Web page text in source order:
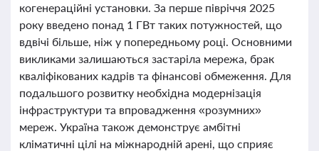
когенераційні установки. За перше півріччя 2025
року введено понад 1 ГВт таких потужностей, що
вдвічі більше, ніж у попередньому році. Основними
викликами залишаються застаріла мережа, брак
кваліфікованих кадрів та фінансові обмеження. Для
подальшого розвитку необхідна модернізація
інфраструктури та впровадження «розумних»
мереж. Україна також демонструє амбітні
кліматичні цілі на міжнародній арені, що сприяє